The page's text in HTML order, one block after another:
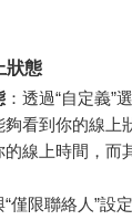
狀態
：透過“自定義”
看到你的線上
線上時間，而
“僅限聯絡人”設